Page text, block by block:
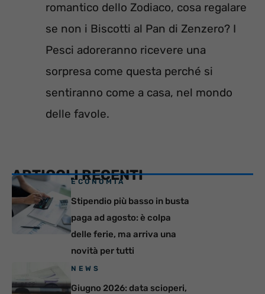
romantico dello Zodiaco, cosa regalare
se non i Biscotti al Pan di Zenzero? I
Pesci adoreranno ricevere una
sorpresa come questa perché si
sentiranno come a casa, nel mondo
delle favole.
ARTICOLI RECENTI
ECONOMIA
Stipendio più basso in busta
paga ad agosto: è colpa
delle ferie, ma arriva una
novità per tutti
NEWS
Giugno 2026: data scioperi,